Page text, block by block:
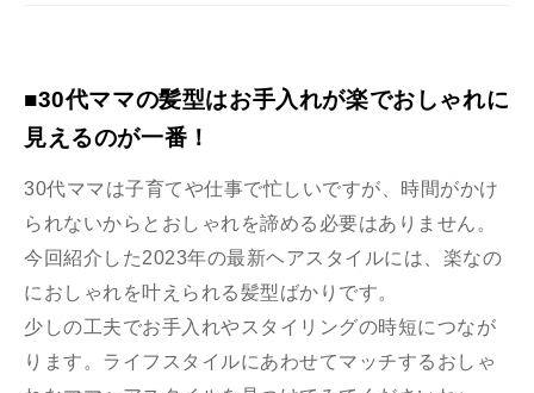
■30代ママの髪型はお手入れが楽でおしゃれに
見えるのが一番！
30代ママは子育てや仕事で忙しいですが、時間がかけ
られないからとおしゃれを諦める必要はありません。
今回紹介した2023年の最新ヘアスタイルには、楽なの
におしゃれを叶えられる髪型ばかりです。
少しの工夫でお手入れやスタイリングの時短につなが
ります。ライフスタイルにあわせてマッチするおしゃ